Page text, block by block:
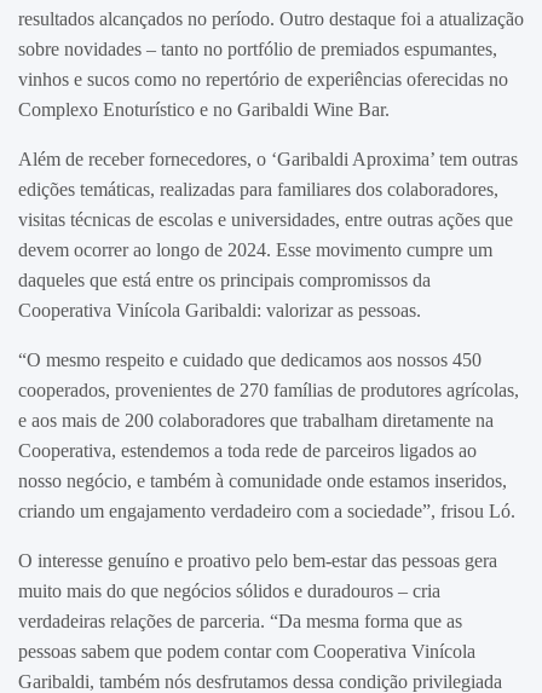
resultados alcançados no período. Outro destaque foi a atualização
sobre novidades – tanto no portfólio de premiados espumantes,
vinhos e sucos como no repertório de experiências oferecidas no
Complexo Enoturístico e no Garibaldi Wine Bar.
Além de receber fornecedores, o ‘Garibaldi Aproxima’ tem outras
edições temáticas, realizadas para familiares dos colaboradores,
visitas técnicas de escolas e universidades, entre outras ações que
devem ocorrer ao longo de 2024. Esse movimento cumpre um
daqueles que está entre os principais compromissos da
Cooperativa Vinícola Garibaldi: valorizar as pessoas.
“O mesmo respeito e cuidado que dedicamos aos nossos 450
cooperados, provenientes de 270 famílias de produtores agrícolas,
e aos mais de 200 colaboradores que trabalham diretamente na
Cooperativa, estendemos a toda rede de parceiros ligados ao
nosso negócio, e também à comunidade onde estamos inseridos,
criando um engajamento verdadeiro com a sociedade”, frisou Ló.
O interesse genuíno e proativo pelo bem-estar das pessoas gera
muito mais do que negócios sólidos e duradouros – cria
verdadeiras relações de parceria. “Da mesma forma que as
pessoas sabem que podem contar com Cooperativa Vinícola
Garibaldi, também nós desfrutamos dessa condição privilegiada